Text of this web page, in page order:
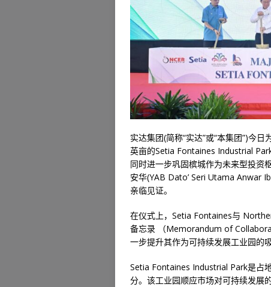
实达集团(简称“实达”或“本集团”)今
英亩的Setia Fontaines Industrial
同时进一步巩固槟城作为未来型投资
安华(YAB Dato’ Seri Utama Anwar
亲临见证。
在仪式上，Setia Fontaines与
备忘录 （Memorandum of
一步提升其作为可持续发展工业园的
Setia Fontaines Industrial Park是占
分。该工业园顺应市场对可持续发展